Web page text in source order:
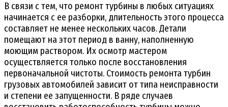
В связи с тем, что ремонт турбины в любых ситуациях
начинается с ее разборки, длительность этого процесса
составляет не менее нескольких часов. Детали
помещают на этот период в ванну, наполненную
моющим раствором. Их осмотр мастером
осуществляется только после восстановления
первоначальной чистоты. Стоимость ремонта турбин
грузовых автомобилей зависит от типа неисправности
и степени ее запущенности. В ряде случаев